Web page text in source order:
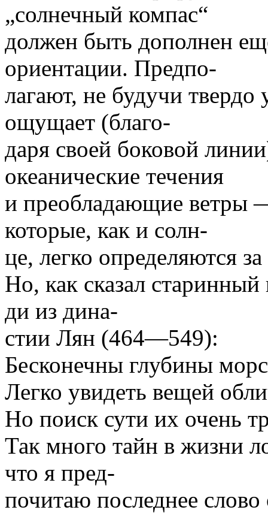
„солнечный компас“
должен быть дополнен
ориентации. Предпо-
лагают, не будучи
ощущает (благо-
даря своей боковой
океанические течения
и преобладающие ветры
которые, как и солн-
це, легко определяются
Но, как сказал
ди из дина-
стии Лян (464—549):
Бесконечны глубины
Легко увидеть вещей
Но поиск сути их очень
Так много тайн в жизни
что я пред-
почитаю последнее слово